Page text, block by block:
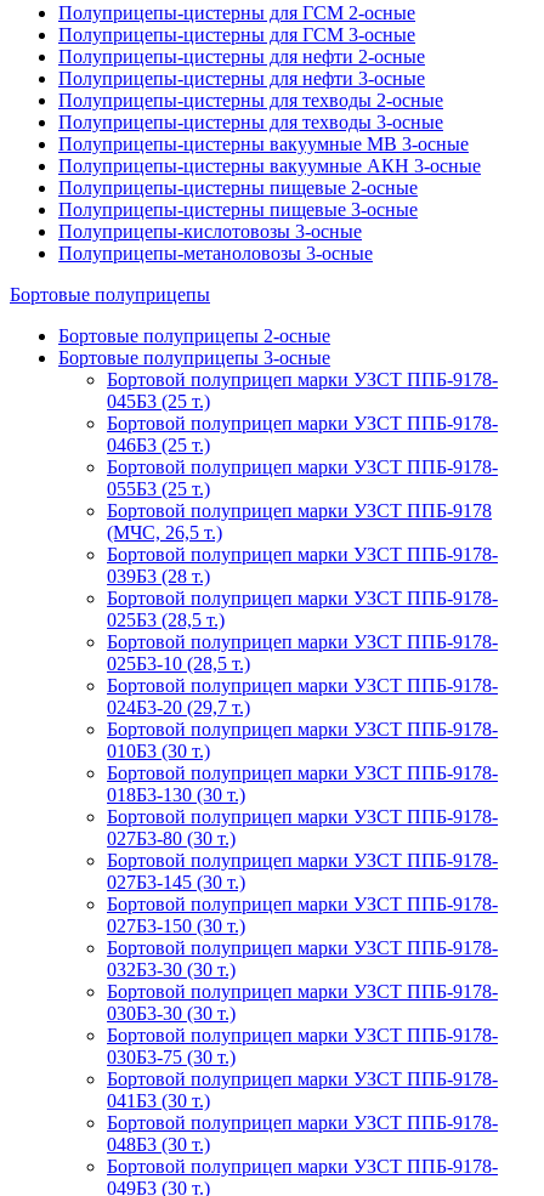
Полуприцепы-цистерны для ГСМ 2-осные
Полуприцепы-цистерны для ГСМ 3-осные
Полуприцепы-цистерны для нефти 2-осные
Полуприцепы-цистерны для нефти 3-осные
Полуприцепы-цистерны для техводы 2-осные
Полуприцепы-цистерны для техводы 3-осные
Полуприцепы-цистерны вакуумные МВ 3-осные
Полуприцепы-цистерны вакуумные АКН 3-осные
Полуприцепы-цистерны пищевые 2-осные
Полуприцепы-цистерны пищевые 3-осные
Полуприцепы-кислотовозы 3-осные
Полуприцепы-метаноловозы 3-осные
Бортовые полуприцепы
Бортовые полуприцепы 2-осные
Бортовые полуприцепы 3-осные
Бортовой полуприцеп марки УЗСТ ППБ-9178-
045Б3 (25 т.)
Бортовой полуприцеп марки УЗСТ ППБ-9178-
046Б3 (25 т.)
Бортовой полуприцеп марки УЗСТ ППБ-9178-
055Б3 (25 т.)
Бортовой полуприцеп марки УЗСТ ППБ-9178
(МЧС, 26,5 т.)
Бортовой полуприцеп марки УЗСТ ППБ-9178-
039Б3 (28 т.)
Бортовой полуприцеп марки УЗСТ ППБ-9178-
025Б3 (28,5 т.)
Бортовой полуприцеп марки УЗСТ ППБ-9178-
025Б3-10 (28,5 т.)
Бортовой полуприцеп марки УЗСТ ППБ-9178-
024Б3-20 (29,7 т.)
Бортовой полуприцеп марки УЗСТ ППБ-9178-
010Б3 (30 т.)
Бортовой полуприцеп марки УЗСТ ППБ-9178-
018Б3-130 (30 т.)
Бортовой полуприцеп марки УЗСТ ППБ-9178-
027Б3-80 (30 т.)
Бортовой полуприцеп марки УЗСТ ППБ-9178-
027Б3-145 (30 т.)
Бортовой полуприцеп марки УЗСТ ППБ-9178-
027Б3-150 (30 т.)
Бортовой полуприцеп марки УЗСТ ППБ-9178-
032Б3-30 (30 т.)
Бортовой полуприцеп марки УЗСТ ППБ-9178-
030Б3-30 (30 т.)
Бортовой полуприцеп марки УЗСТ ППБ-9178-
030Б3-75 (30 т.)
Бортовой полуприцеп марки УЗСТ ППБ-9178-
041Б3 (30 т.)
Бортовой полуприцеп марки УЗСТ ППБ-9178-
048Б3 (30 т.)
Бортовой полуприцеп марки УЗСТ ППБ-9178-
049Б3 (30 т.)